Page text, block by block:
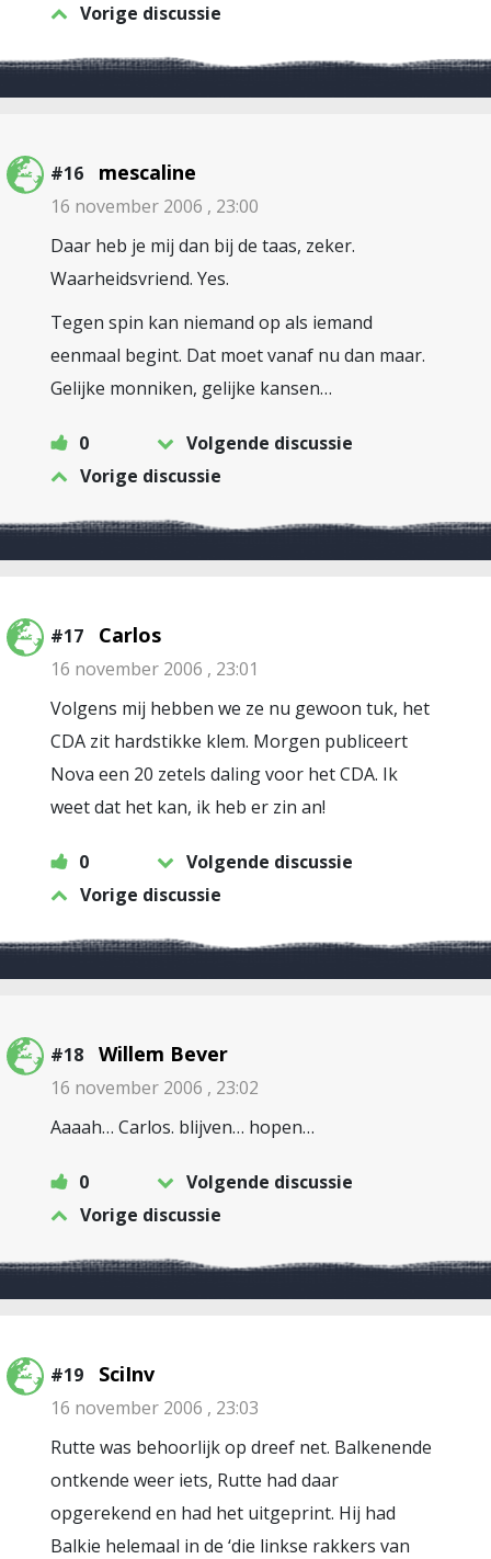
Vorige discussie
#16 mescaline
16 november 2006 , 23:00
Daar heb je mij dan bij de taas, zeker.
Waarheidsvriend. Yes.
Tegen spin kan niemand op als iemand
eenmaal begint. Dat moet vanaf nu dan maar.
Gelijke monniken, gelijke kansen…
0
Volgende discussie
Vorige discussie
#17 Carlos
16 november 2006 , 23:01
Volgens mij hebben we ze nu gewoon tuk, het
CDA zit hardstikke klem. Morgen publiceert
Nova een 20 zetels daling voor het CDA. Ik
weet dat het kan, ik heb er zin an!
0
Volgende discussie
Vorige discussie
#18 Willem Bever
16 november 2006 , 23:02
Aaaah… Carlos. blijven… hopen…
0
Volgende discussie
Vorige discussie
#19 SciInv
16 november 2006 , 23:03
Rutte was behoorlijk op dreef net. Balkenende
ontkende weer iets, Rutte had daar
opgerekend en had het uitgeprint. Hij had
Balkie helemaal in de ‘die linkse rakkers van